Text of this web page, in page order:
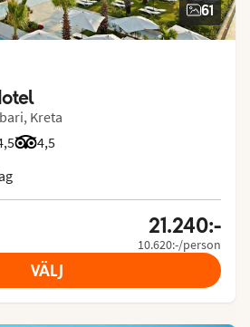
61
Kreta
från Vings gäster: 4.475/5
4,5
Betyg från Tripadvisor: 4.5 of 5
21.240:-
10.620:-/person
VÄLJ